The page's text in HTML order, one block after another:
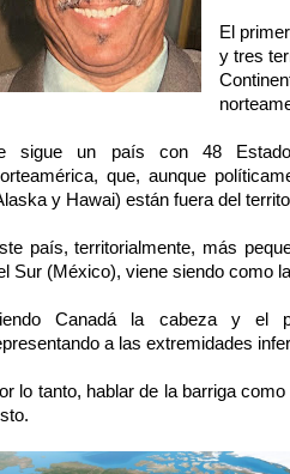
El
y tres
sigue un país con 48
que, aunque
y Hawai) están fuera del
país, territorialmente, más
Sur (México), viene siendo como
Canadá la cabeza y el
a las extremidades
lo tanto, hablar de la barriga